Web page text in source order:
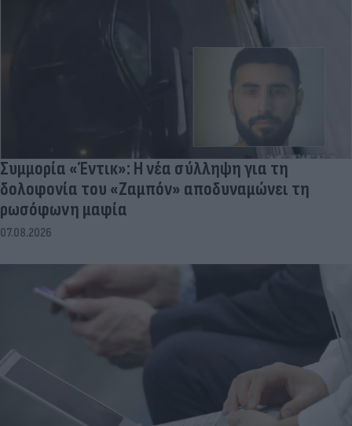
Συμμορία «Έντικ»: Η νέα σύλληψη για τη
δολοφονία του «Ζαμπόν» αποδυναμώνει τη
ρωσόφωνη μαφία
07.08.2026